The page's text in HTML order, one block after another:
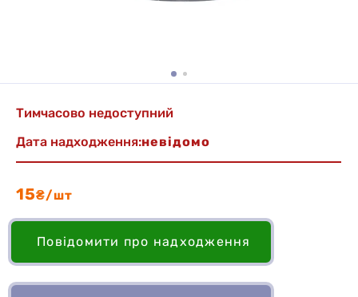
Тимчасово недоступний
Дата надходження:невідомо
15₴/шт
Повідомити про надходження